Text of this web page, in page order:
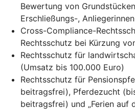
Bewertung von
Erschließungs-,
Cross-Compliance-
Rechtsschutz bei Kürzung
Rechtsschutz für
(Umsatz bis 100.000 Euro)
Rechtsschutz für
beitragsfrei), Pferdezucht
beitragsfrei) und „Ferien auf